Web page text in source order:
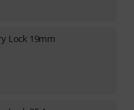
Lock 19mm